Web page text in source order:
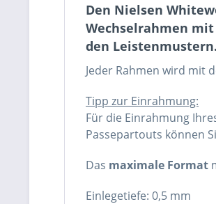
Den Nielsen
Wechselrahmen
den Leistenmustern.
Jeder Rahmen wird mit
Tipp zur Einrahmung:
Für die Einrahmung
Passepartouts können
Das maximale Format
Einlegetiefe: 0,5 mm